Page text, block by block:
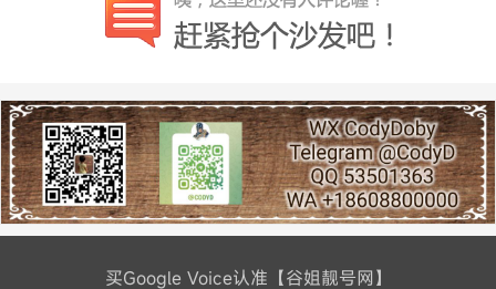
买Google Voice认准【谷姐靓号网】